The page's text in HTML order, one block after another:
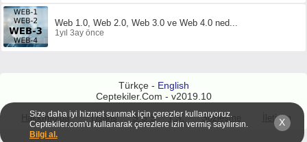
Web 1.0, Web 2.0, Web 3.0 ve Web 4.0 ned...
1yıl 3ay önce
Türkçe - English
Ceptekiler.Com - v2019.10
Hakkımızda Lisans S.S.S T.S. Sözleşme İletişim
Size daha iyi hizmet sunmak için çerezler kullanıyoruz.
Ceptekiler.com'u kullanarak çerezlere izin vermiş sayılırsın.
Bilgi al.
X